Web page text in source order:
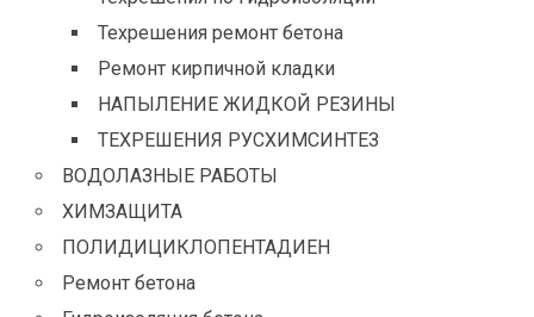
Техрешения ремонт бетона
Ремонт кирпичной кладки
НАПЫЛЕНИЕ ЖИДКОЙ РЕЗИНЫ
ТЕХРЕШЕНИЯ РУСХИМСИНТЕЗ
ВОДОЛАЗНЫЕ РАБОТЫ
ХИМЗАЩИТА
ПОЛИДИЦИКЛОПЕНТАДИЕН
Ремонт бетона